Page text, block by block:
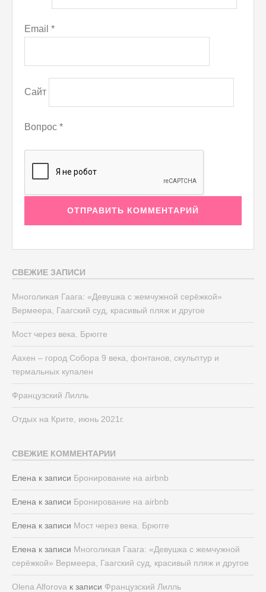
Email *
Сайт
Вопрос *
СВЕЖИЕ ЗАПИСИ
Многоликая Гаага: «Девушка с жемчужной серёжкой»
Вермеера, Гаагский суд, красивый пляж и другое
Мост через века. Брюгге
Аахен – город Собора 9 века, фонтанов, скульптур и
термальных купален
Французский Лилль
Отдых на Крите, июнь 2021г.
СВЕЖИЕ КОММЕНТАРИИ
Елена к записи Бронирование на airbnb
Елена к записи Бронирование на airbnb
Елена к записи Мост через века. Брюгге
Елена к записи Многоликая Гаага: «Девушка с жемчужной
серёжкой» Вермеера, Гаагский суд, красивый пляж и другое
Olena Alforova к записи Французский Лилль